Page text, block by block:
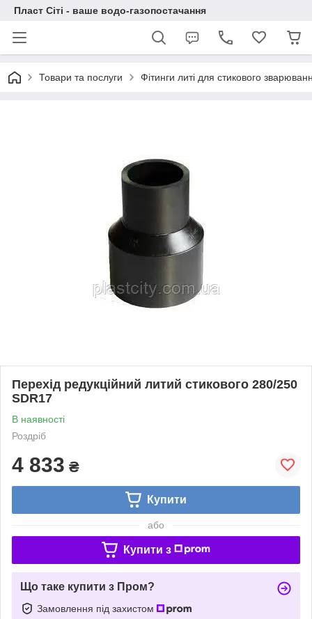
Пласт Сіті - ваше водо-газопостачання
Товари та послуги Фітинги литі для стикового
Перехід редукційний литий стикового 280/250
SDR17
В наявності
Роздріб
4 833 ₴
Купити
або
Купити з
Що таке купити з Пром?
Замовлення під захистом